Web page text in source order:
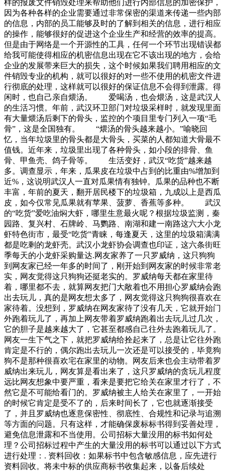
样的报废文件销毁处理来帮助他们进行内部信息的加密保护，
因为各种各样的企业需要通过非常保密的渠道来传递一些内部
的信息，内部的员工能够及时的了解到相关的信息，进行相应
的操作，能够很好的促进这个企业生产和经营的效率的提高。
但是由于网络是一个开源性的工具，任何一个环节出现错误都
给我可能使得相应的机密信息出现在它不该出现的地方，会给
企业的发展带来巨大的损失，这个时候如果我们聘用相应的文
件销毁专业的机构，就可以很好的对一些不使用的机密文件进
行彻底的处理，这样就可以很好的保证信息不会得到泄露。得
闲时，也自己亲自煨汤。 爱喝汤，也会煨汤，这是武汉人
的生活习惯。年前，武汉环卫部门对垃圾采样时，就发现里面
有大量煨汤后剩下的骨头，监控的个项目里专门列入一项“毛
骨”，这是全国独有。 “煨汤的骨头越来越小。”喻晓回
忆，当年垃圾里的骨头都是大骨头，买菜的人都知道大骨最不
值钱。近年来，垃圾里出现了各种骨头，如小段的排骨、鱼
骨、甲鱼壳、鸽子骨等。 生活变好，武汉“吃货”越来越
多。调查显示，年来，瓜果皮在垃圾中占到的比重由%增加到
近%，这说明武汉人一直对瓜果情有独钟。瓜果的品种也不断
丰富，年前的夏天，翻开居民楼下的垃圾箱，九成以上是西瓜
皮，如今仅常见瓜果就有苹果、菠萝、香蕉等多种。 武汉
的“吃货”爱吃油焖大虾，哪里生意最火呢？根据垃圾监测，秦
园路、复兴村、石牌岭、马鹦路、南湖和建一南路这六大小龙
虾特色街市，最受“吃货”青睐，每逢夏天，这里的垃圾箱满满
都是吃剩的龙虾壳。武汉小龙虾协会调查也印证，这六条街旺
季每天的小龙虾采购量达.网友家养了一只罗威纳，这只狗狗
到网友家已经一年多的时间了，刚开始到网友家的时候非常老
实，网友觉得这只狗狗还挺老实的。罗威纳每天都在家里待
着，哪里都不去，就算网友把门大敞着也不用担心罗威纳会跑
出去玩儿，真的是网友想太多了，网友觉得这只狗狗很喜欢在
家待着。没想到，罗威纳在网友家待了没有几天，它就开始门
外跑着玩儿了，再加上网友带着罗威纳跑着出去玩儿过几次，
它的胆子是越来越大了，它甚至都感自己往外去跑着玩儿了。
网友一生下气之下，就把罗威纳给拴起来了，总是让它往外跑
肯定是不行的，偶尔跑出去玩儿一次还是可以接受的，毕竟狗
狗不是那种很喜欢宅在家里的动物。网友后来也会主动带着罗
威纳出来玩儿，网友算是看出来了，这只罗威纳的贪玩儿程度
远比网友想象中要严重，看来是要把它给关在家里才行了，不
然它是不可能给看门的。罗威纳被主人给关在家里了，一开始
的时候它肯定是受不了的，后来时间长了，它也就逐渐接受
了，并且罗威纳也逐意保密性、彻底性、合规性和记录与追溯
等方面的问题。只有这样，才能确保废标标书得到妥善处理，
避免信息泄露和不当使用。公司招标大量没用的标书如何处
理？公司招标过程中产生的大量没用的标书可以通过以下方式
进行处理：. 资料回收：如果标书中包含敏感信息，应先进行
资料回收。将未中标的供应商标书收集起来，以备后续处